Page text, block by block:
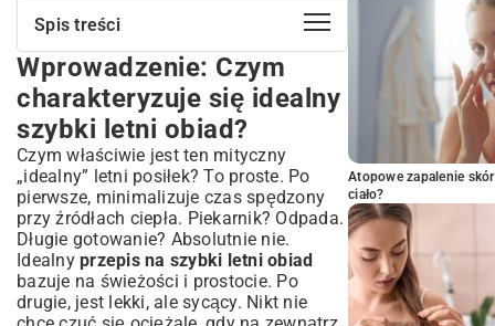
Spis treści
Wprowadzenie: Czym charakteryzuje się
idealny szybki letni obiad?
Kluczowe składniki na letnie, lekkie
posiłki
Świeże warzywa i owoce – serce letniej
kuchni
Lekkie białka: drób, ryby i roślinne
alternatywy
Zioła i przyprawy – wzmacniacze smaku
Inspirujące pomysły na ekspresowe
obiady letnie
Sałatki, które sycą i orzeźwiają
Wprowadzenie: Czym
charakteryzuje się idealny
szybki letni obiad?
Czym właściwie jest ten mityczny
„idealny” letni posiłek? To proste. Po
pierwsze, minimalizuje czas spędzony
przy źródłach ciepła. Piekarnik? Odpada.
Długie gotowanie? Absolutnie nie.
Idealny przepis na szybki letni obiad
bazuje na świeżości i prostocie. Po
drugie, jest lekki, ale sycący. Nikt nie
Atopowe zapalenie
ciało?